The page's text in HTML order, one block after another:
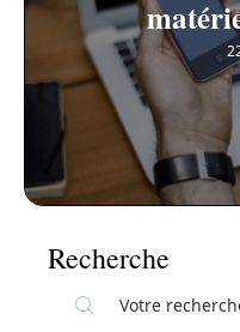
Recherche